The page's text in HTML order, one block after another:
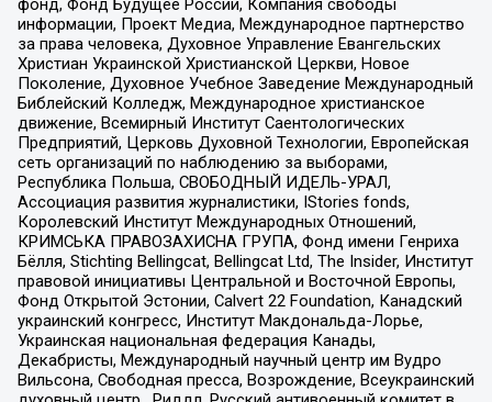
фонд, Фонд Будущее России, Компания свободы
информации, Проект Медиа, Международное партнерство
за права человека, Духовное Управление Евангельских
Христиан Украинской Христианской Церкви, Новое
Поколение, Духовное Учебное Заведение Международный
Библейский Колледж, Международное христианское
движение, Всемирный Институт Саентологических
Предприятий, Церковь Духовной Технологии, Европейская
сеть организаций по наблюдению за выборами,
Республика Польша, СВОБОДНЫЙ ИДЕЛЬ-УРАЛ,
Ассоциация развития журналистики, IStories fonds,
Королевский Институт Международных Отношений,
КРИМСЬКА ПРАВОЗАХИСНА ГРУПА, Фонд имени Генриха
Бёлля, Stichting Bellingcat, Bellingcat Ltd, The Insider, Институт
правовой инициативы Центральной и Восточной Европы,
Фонд Открытой Эстонии, Calvert 22 Foundation, Канадский
украинский конгресс, Институт Макдональда-Лорье,
Украинская национальная федерация Канады,
Декабристы, Международный научный центр им Вудро
Вильсона, Свободная пресса, Возрождение, Всеукраинский